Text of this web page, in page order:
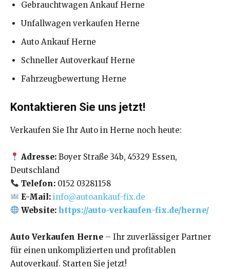
Gebrauchtwagen Ankauf Herne
Unfallwagen verkaufen Herne
Auto Ankauf Herne
Schneller Autoverkauf Herne
Fahrzeugbewertung Herne
Kontaktieren Sie uns jetzt!
Verkaufen Sie Ihr Auto in Herne noch heute:
Adresse: Boyer Straße 34b, 45329 Essen,
Deutschland
Telefon: 0152 03281158
E-Mail: info@autoankauf-fix.de
Website:https://auto-verkaufen-fix.de/herne/
Auto Verkaufen Herne – Ihr zuverlässiger Partner
für einen unkomplizierten und profitablen
Autoverkauf. Starten Sie jetzt!